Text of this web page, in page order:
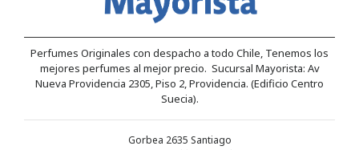
Perfumes Originales con despacho a todo Chile, Tenemos los
mejores perfumes al mejor precio. Sucursal Mayorista: Av
Nueva Providencia 2305, Piso 2, Providencia. (Edificio Centro
Suecia).
Gorbea 2635 Santiago